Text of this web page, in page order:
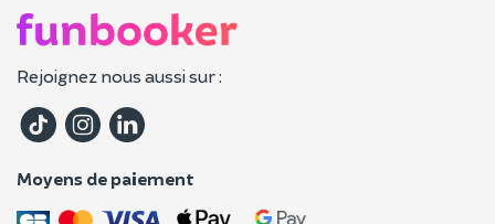
Rejoignez nous aussi sur :
Moyens de paiement